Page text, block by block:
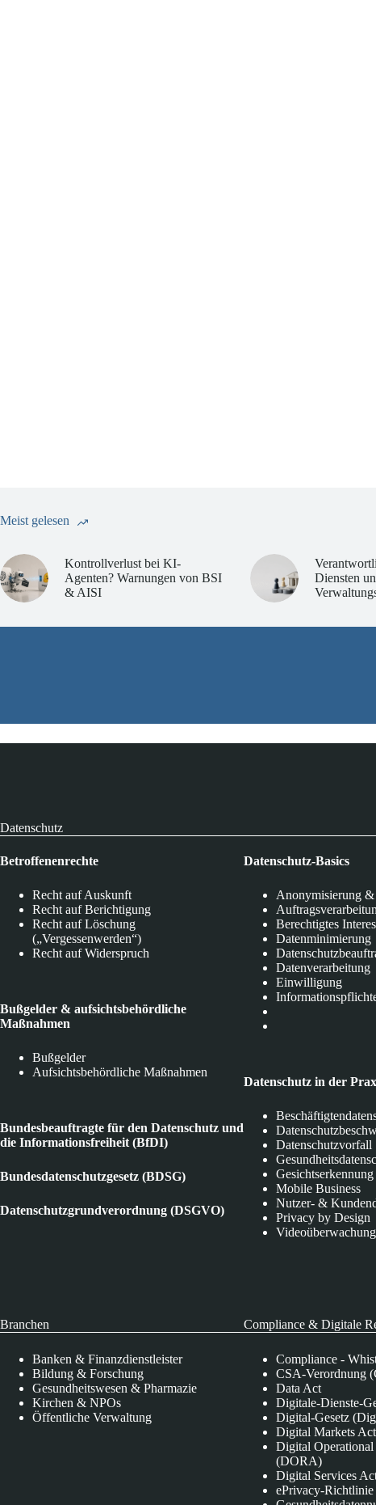
Meist gelesen
Kontrollverlust bei KI-
Agenten? Warnungen von BSI
& AISI
Diensten
Datenschutz
Betroffenenrechte
Recht auf Auskunft
Recht auf Berichtigung
Recht auf Löschung
(„Vergessenwerden“)
Recht auf Widerspruch
Bußgelder & aufsichtsbehördliche
Maßnahmen
Bußgelder
Aufsichtsbehördliche Maßnahmen
Bundesbeauftragte für den Datenschutz und
die Informationsfreiheit (BfDI)
Bundesdatenschutzgesetz (BDSG)
Datenschutzgrundverordnung (DSGVO)
Datenschutz-Basics
Anonymisierung &
Berechtigtes
Datenminimierung
Datenverarbeitung
Einwilligung
Datenschutz in der
Datenschutzvorfall
Gesichtserkennung
Mobile Business
Nutzer- &
Privacy by Design
Videoüberwachung
Branchen
Banken & Finanzdienstleister
Bildung & Forschung
Gesundheitswesen & Pharmazie
Kirchen & NPOs
Öffentliche Verwaltung
Compliance & Digitale
Compliance -
CSA-Verordnung
Data Act
Digitale-Dienste-
Digital-Gesetz
Digital Markets
Digital
(DORA)
Digital Services
ePrivacy-Richtlinie